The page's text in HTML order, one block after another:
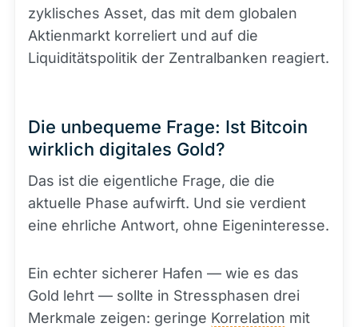
zyklisches Asset, das mit dem globalen
Aktienmarkt korreliert und auf die
Liquiditätspolitik der Zentralbanken reagiert.
Die unbequeme Frage: Ist Bitcoin
wirklich digitales Gold?
Das ist die eigentliche Frage, die die
aktuelle Phase aufwirft. Und sie verdient
eine ehrliche Antwort, ohne Eigeninteresse.
Ein echter sicherer Hafen — wie es das
Gold lehrt — sollte in Stressphasen drei
Merkmale zeigen: geringe Korrelation mit